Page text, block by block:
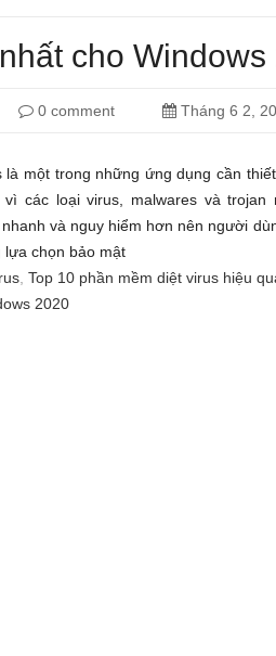
cho Windows
0 comment Tháng 6 2,
là một trong những ứng dụng cần
các loại virus, malwares và trojan
và nguy hiểm hơn nên người
chọn bảo mật
Top 10 phần mềm diệt virus hiệu
2020